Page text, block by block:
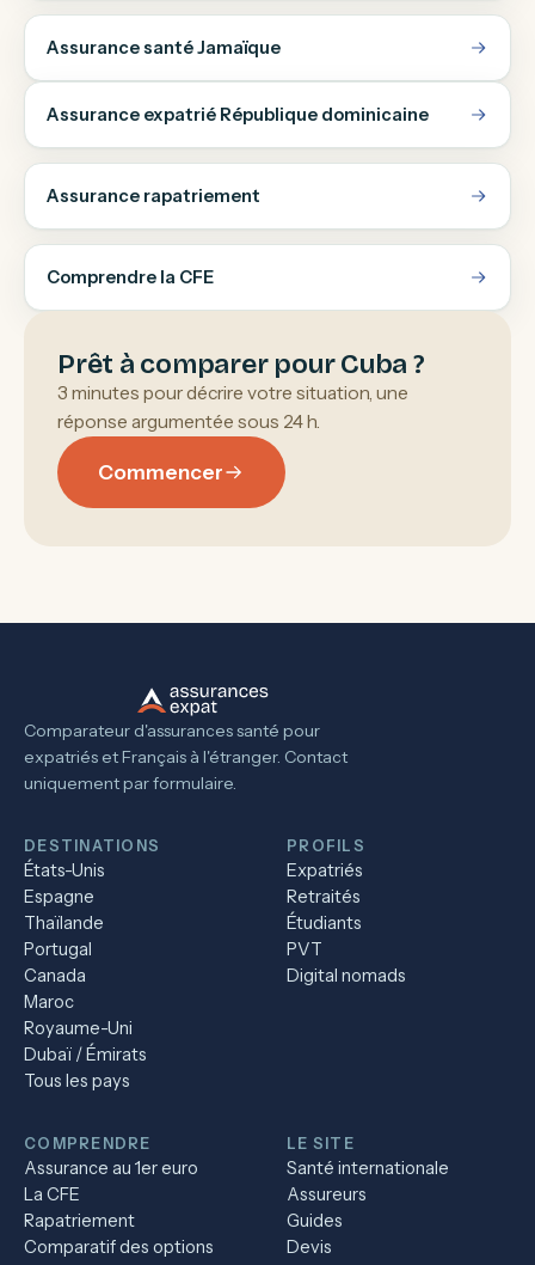
Assurance santé Jamaïque
Assurance expatrié République dominicaine
Assurance rapatriement
Comprendre la CFE
Prêt à comparer pour Cuba ?
3 minutes pour décrire votre situation, une
réponse argumentée sous 24 h.
Commencer
Comparateur d'assurances santé pour
expatriés et Français à l'étranger. Contact
uniquement par formulaire.
DESTINATIONS
États-Unis
Espagne
Thaïlande
Portugal
Canada
Maroc
Royaume-Uni
Dubaï / Émirats
Tous les pays
PROFILS
Expatriés
Retraités
Étudiants
PVT
Digital nomads
COMPRENDRE
Assurance au 1er euro
La CFE
Rapatriement
Comparatif des options
LE SITE
Santé internationale
Assureurs
Guides
Devis